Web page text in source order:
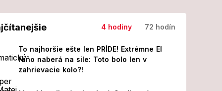
4 hodiny 72 hodín
To najhoršie ešte len PRÍDE! Extrémne El
Niño naberá na sile: Toto bolo len v
zahrievacie kolo?!